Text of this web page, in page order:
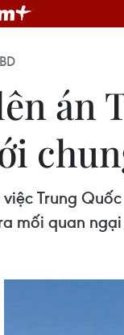
án
Trung
mối quan